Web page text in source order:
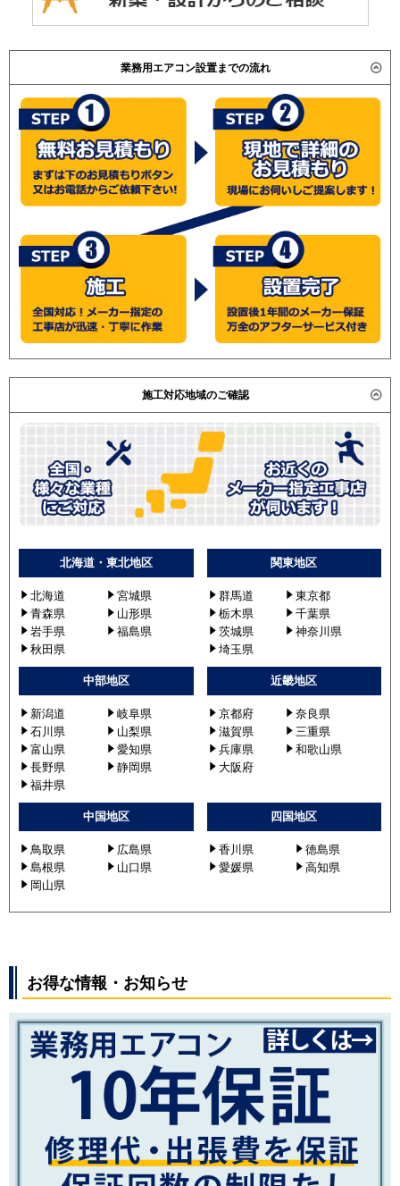
業務用エアコン設置までの流れ
施工対応地域のご確認
北海道・東北地区
北海道
宮城県
青森県
山形県
岩手県
福島県
秋田県
関東地区
群馬道
東京都
栃木県
千葉県
茨城県
神奈川県
埼玉県
中部地区
新潟道
岐阜県
石川県
山梨県
富山県
愛知県
長野県
静岡県
福井県
近畿地区
京都府
奈良県
滋賀県
三重県
兵庫県
和歌山県
大阪府
中国地区
鳥取県
広島県
島根県
山口県
岡山県
四国地区
香川県
徳島県
愛媛県
高知県
お得な情報・お知らせ